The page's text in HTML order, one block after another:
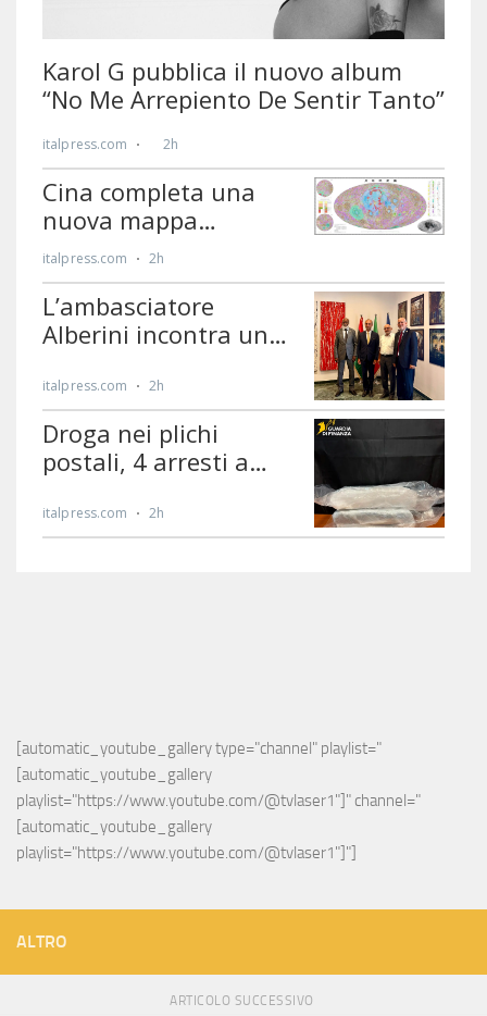
[automatic_youtube_gallery type="channel" playlist="
[automatic_youtube_gallery
playlist="https://www.youtube.com/@tvlaser1"]" channel="
[automatic_youtube_gallery
playlist="https://www.youtube.com/@tvlaser1"]"]
ALTRO
ARTICOLO SUCCESSIVO